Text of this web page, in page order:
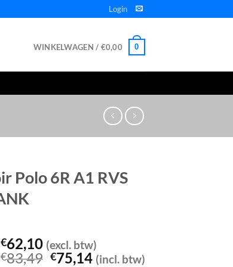
Login
WINKELWAGEN / €0,00 0
Polo 6R A1 RVS
€62,10 (excl. btw)
€83,49 Oorspronkelijke
€75,14Huidige
(incl. btw)